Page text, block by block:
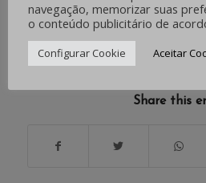
ABRIL 30, 2020 0 /
Share this
navegação, memorizar suas
o conteúdo publicitário de
Configurar Cookie Aceitar